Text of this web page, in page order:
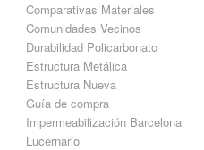
Comparativas Materiales
Comunidades Vecinos
Durabilidad Policarbonato
Estructura Metálica
Estructura Nueva
Guía de compra
Impermeabilización Barcelona
Lucernario